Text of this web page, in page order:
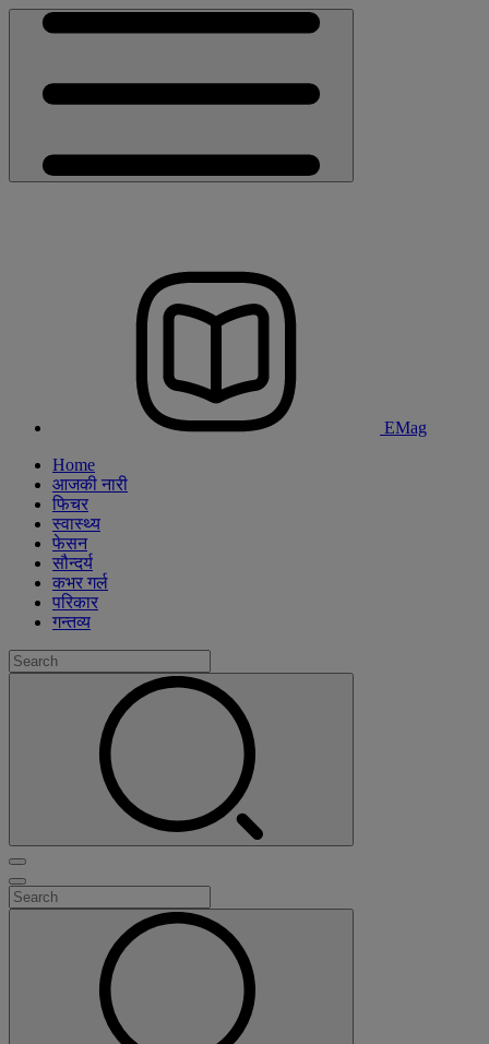
EMag
Home
आजकी नारी
फिचर
स्वास्थ्य
फेसन
सौन्दर्य
कभर गर्ल
परिकार
गन्तव्य